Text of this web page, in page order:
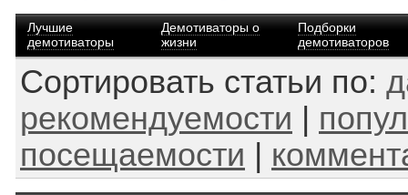
Лучшие
демотиваторы
Демотиваторы о
жизни
Подборки
демотиваторов
Сортировать статьи по:
рекомендуемости
посещаемости